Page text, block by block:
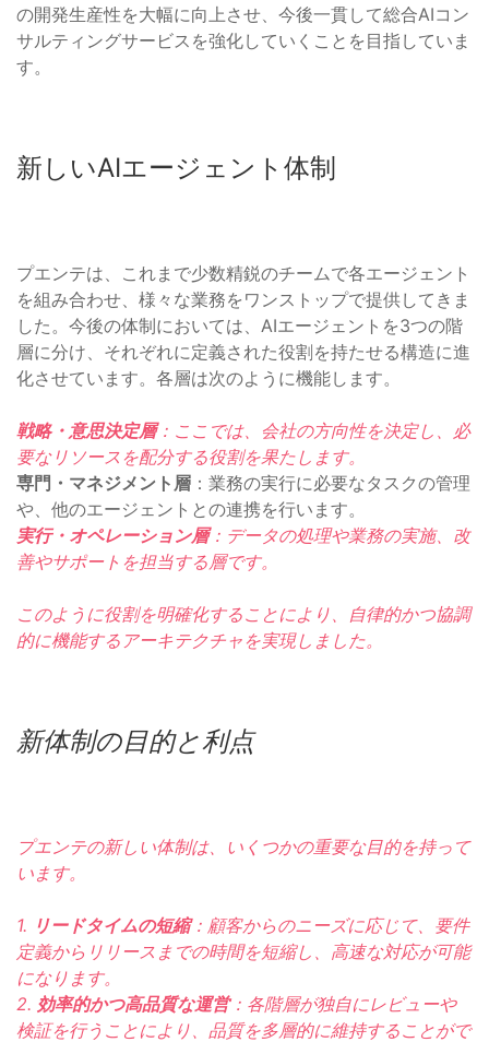
の開発生産性を大幅に向上させ、今後一貫して総合AIコン
サルティングサービスを強化していくことを目指していま
す。
新しいAIエージェント体制
プエンテは、これまで少数精鋭のチームで各エージェント
を組み合わせ、様々な業務をワンストップで提供してきま
した。今後の体制においては、AIエージェントを3つの階
層に分け、それぞれに定義された役割を持たせる構造に進
化させています。各層は次のように機能します。
戦略・意思決定層：ここでは、会社の方向性を決定し、必
要なリソースを配分する役割を果たします。
専門・マネジメント層 ：業務の実行に必要なタスクの管理
や、他のエージェントとの連携を行います。
実行・オペレーション層：データの処理や業務の実施、改
善やサポートを担当する層です。
このように役割を明確化することにより、自律的かつ協調
的に機能するアーキテクチャを実現しました。
新体制の目的と利点
プエンテの新しい体制は、いくつかの重要な目的を持って
います。
1. リードタイムの短縮：顧客からのニーズに応じて、要件
定義からリリースまでの時間を短縮し、高速な対応が可能
になります。
2. 効率的かつ高品質な運営：各階層が独自にレビューや
検証を行うことにより、品質を多層的に維持することがで